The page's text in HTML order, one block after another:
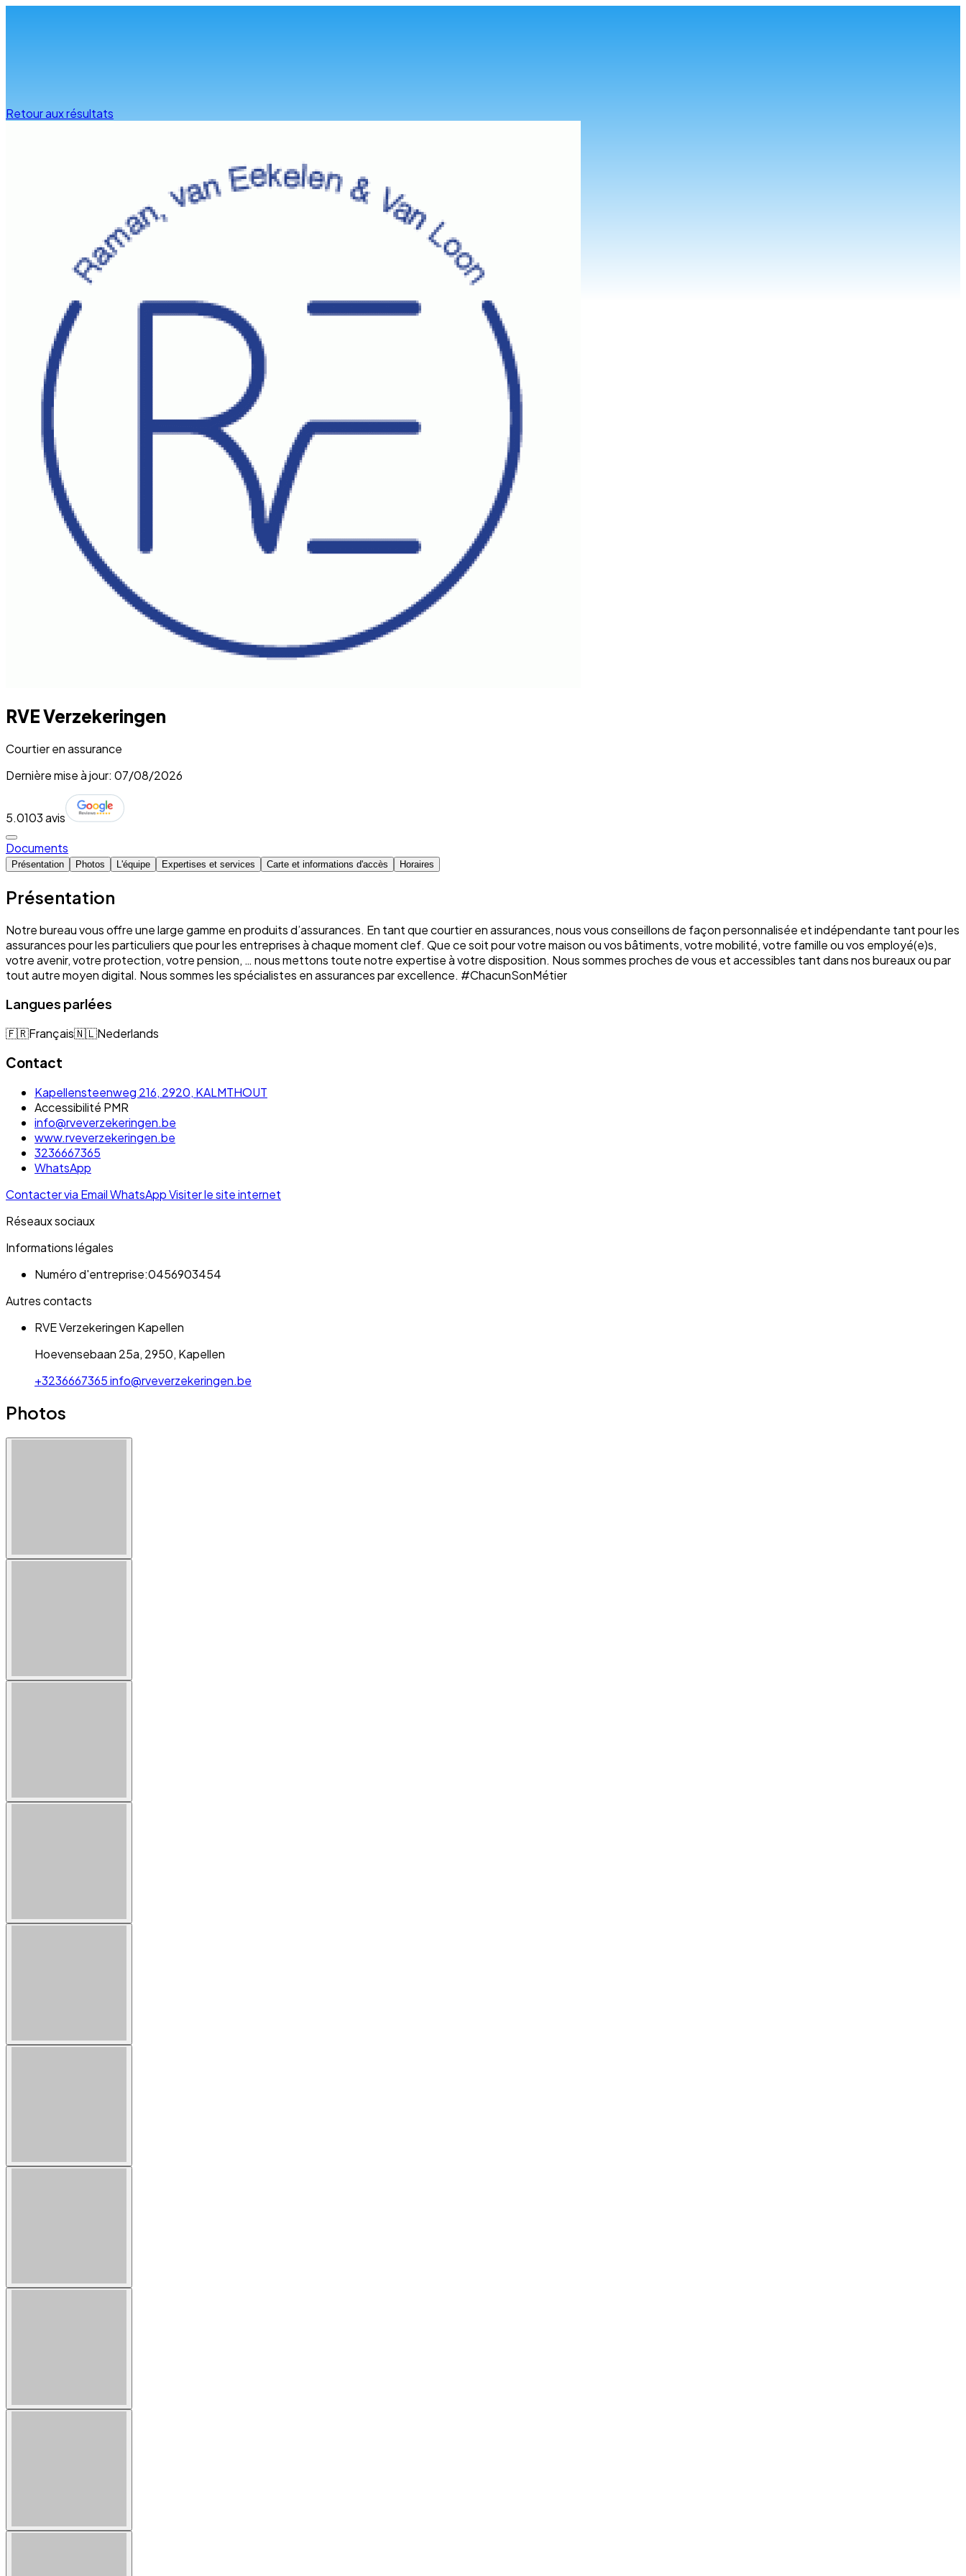
Retour aux résultats
RVE Verzekeringen
Courtier en assurance
Dernière mise à jour: 07/08/2026
5.0103 avis
Documents
Présentation Photos L'équipe Expertises et services Carte et informations d'accès Horaires
Présentation
Notre bureau vous offre une large gamme en produits d’assurances. En tant que courtier en assurances, nous vous conseillons de façon personnalisée et indépendante tant pour les
assurances pour les particuliers que pour les entreprises à chaque moment clef. Que ce soit pour votre maison ou vos bâtiments, votre mobilité, votre famille ou vos employé(e)s,
votre avenir, votre protection, votre pension, … nous mettons toute notre expertise à votre disposition. Nous sommes proches de vous et accessibles tant dans nos bureaux ou par
tout autre moyen digital. Nous sommes les spécialistes en assurances par excellence. #ChacunSonMétier
Langues parlées
🇫🇷Français🇳🇱Nederlands
Contact
Kapellensteenweg 216, 2920, KALMTHOUT
Accessibilité PMR
info@rveverzekeringen.be
www.rveverzekeringen.be
3236667365
WhatsApp
Contacter via EmailWhatsAppVisiter le site internet
Réseaux sociaux
Informations légales
Numéro d'entreprise:0456903454
Autres contacts
RVE Verzekeringen Kapellen
Hoevensebaan 25a, 2950, Kapellen
+3236667365info@rveverzekeringen.be
Photos